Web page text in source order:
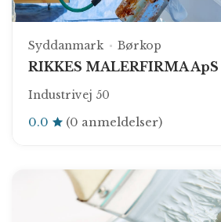
Syddanmark Børkop
RIKKES MALERFIRMA ApS
Industrivej 50
0.0 (0 anmeldelser)